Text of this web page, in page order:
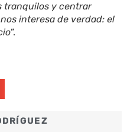
tranquilos y centrar
interesa de verdad: el
”.